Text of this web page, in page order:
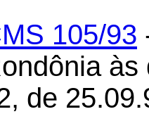
105/93
de